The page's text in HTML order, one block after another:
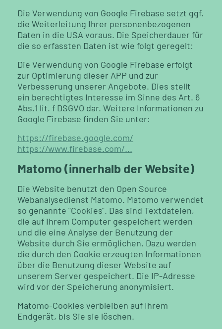
Die Verwendung von Google Firebase setzt ggf.
die Weiterleitung Ihrer personenbezogenen
Daten in die USA voraus. Die Speicherdauer für
die so erfassten Daten ist wie folgt geregelt:
Die Verwendung von Google Firebase erfolgt
zur Optimierung dieser APP und zur
Verbesserung unserer Angebote. Dies stellt
ein berechtigtes Interesse im Sinne des Art. 6
Abs.1 lit. f DSGVO dar. Weitere Informationen zu
Google Firebase finden Sie unter:
https://firebase.google.com/
https://www.firebase.com/...
Matomo (innerhalb der Website)
Die Website benutzt den Open Source
Webanalysedienst Matomo. Matomo verwendet
so genannte "Cookies". Das sind Textdateien,
die auf Ihrem Computer gespeichert werden
und die eine Analyse der Benutzung der
Website durch Sie ermöglichen. Dazu werden
die durch den Cookie erzeugten Informationen
über die Benutzung dieser Website auf
unserem Server gespeichert. Die IP-Adresse
wird vor der Speicherung anonymisiert.
Matomo-Cookies verbleiben auf Ihrem
Endgerät, bis Sie sie löschen.